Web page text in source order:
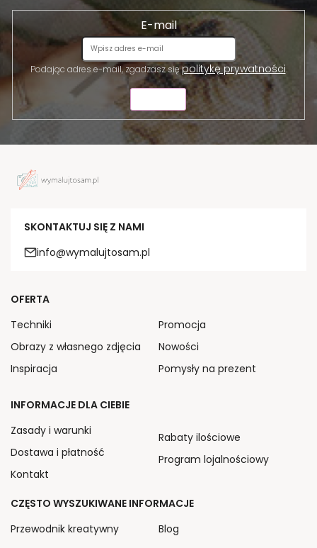
E-mail
Podając adres e-mail, zgadzasz siępolitykę prywatności.
SKONTAKTUJ SIĘ Z NAMI
info@wymalujtosam.pl
OFERTA
Techniki
Obrazy z własnego zdjęcia
Inspiracja
Promocja
Nowości
Pomysły na prezent
INFORMACJE DLA CIEBIE
Zasady i warunki
Dostawa i płatność
Kontakt
Rabaty ilościowe
Program lojalnościowy
CZĘSTO WYSZUKIWANE INFORMACJE
Przewodnik kreatywny
Blog